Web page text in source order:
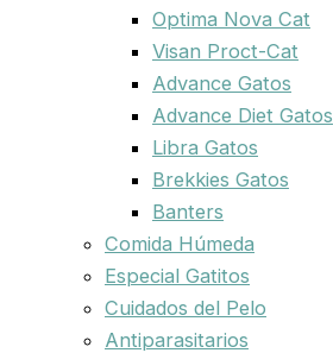
Optima Nova Cat
Visan Proct-Cat
Advance Gatos
Advance Diet Gatos
Libra Gatos
Brekkies Gatos
Banters
Comida Húmeda
Especial Gatitos
Cuidados del Pelo
Antiparasitarios